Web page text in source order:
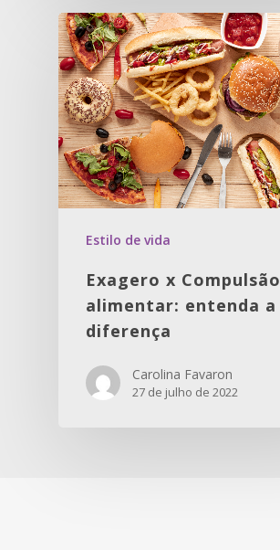
Estilo de vida
Exagero x Compulsão
alimentar: entenda a
diferença
Carolina Favaron
27 de julho de 2022